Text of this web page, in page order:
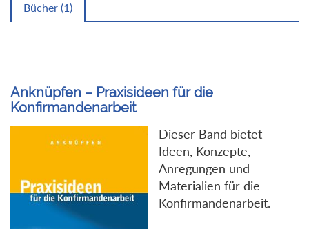
Bücher (1)
Anknüpfen – Praxisideen für die
Konfirmandenarbeit
Dieser Band bietet
Ideen, Konzepte,
Anregungen und
Materialien für die
Konfirmandenarbeit.